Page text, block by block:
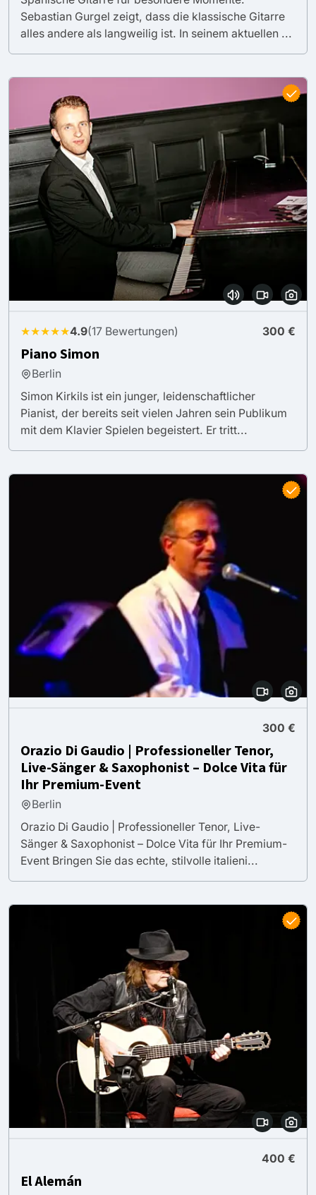
Sebastian Gurgel zeigt, dass die klassische Gitarre
alles andere als langweilig ist. In seinem aktuellen ...
★★★★★4.9(17 Bewertungen) 300 €
Piano Simon
Berlin
Simon Kirkils ist ein junger, leidenschaftlicher
Pianist, der bereits seit vielen Jahren sein Publikum
mit dem Klavier Spielen begeistert. Er tritt...
300 €
Orazio Di Gaudio | Professioneller Tenor,
Live-Sänger & Saxophonist – Dolce Vita für
Ihr Premium-Event
Berlin
Orazio Di Gaudio | Professioneller Tenor, Live-
Sänger & Saxophonist – Dolce Vita für Ihr Premium-
Event Bringen Sie das echte, stilvolle italieni...
400 €
El Alemán